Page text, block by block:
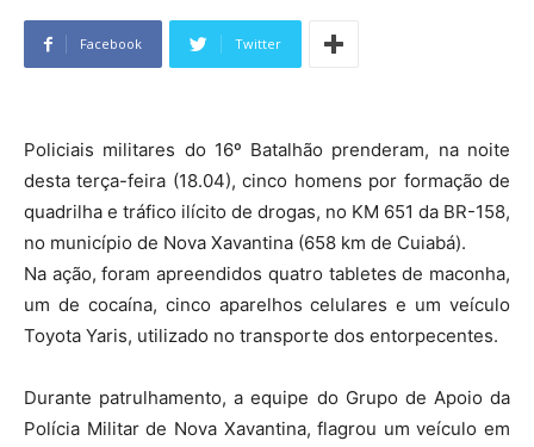
Facebook Twitter
Policiais militares do 16º Batalhão prenderam, na noite
desta terça-feira (18.04), cinco homens por formação de
quadrilha e tráfico ilícito de drogas, no KM 651 da BR-158,
no município de Nova Xavantina (658 km de Cuiabá).
Na ação, foram apreendidos quatro tabletes de maconha,
um de cocaína, cinco aparelhos celulares e um veículo
Toyota Yaris, utilizado no transporte dos entorpecentes.
Durante patrulhamento, a equipe do Grupo de Apoio da
Polícia Militar de Nova Xavantina, flagrou um veículo em